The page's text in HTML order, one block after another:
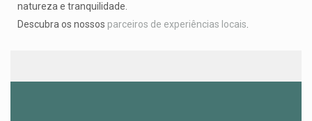
natureza e tranquilidade.
Descubra os nossos parceiros de experiências locais.